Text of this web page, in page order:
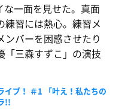
な一面を見せた。真面
練習には熱心。練習メ
バーを困惑させたり
「三森すずこ」の演技
ブ！ ＃1 「叶え！私たちの
!!